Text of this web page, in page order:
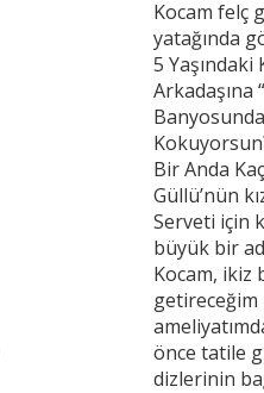
Kocam felç
yatağında
5 Yaşındaki
Arkadaşına
Bir Anda
Güllü’nün
Serveti için
büyük bir
Kocam, ikiz
getireceğim
önce tatile
dizlerinin